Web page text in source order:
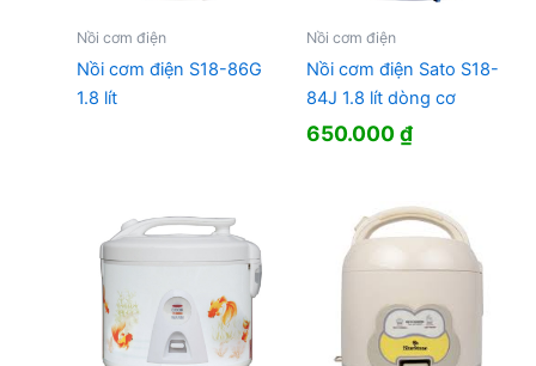
Nồi cơm điện
Nồi cơm điện S18-86G
1.8 lít
Nồi cơm điện
Nồi cơm điện Sato S18-
84J 1.8 lít dòng cơ
650.000₫